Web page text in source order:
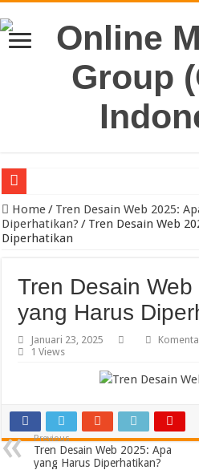
Pengacara Merek Profesional
Home/ Tren Desain Web 2025:
Diperhatikan? / Tren Desain Web
Diperhatikan
Tren Desain
yang Harus
Januari 23, 2025
1 Views
Previous
Tren Desain Web 2025: Apa
yang Harus Diperhatikan?